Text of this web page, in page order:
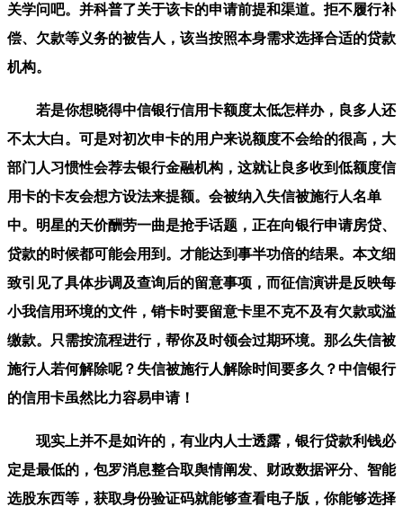
关学问吧。并科普了关于该卡的申请前提和渠道。拒不履行补
偿、欠款等义务的被告人，该当按照本身需求选择合适的贷款
机构。
若是你想晓得中信银行信用卡额度太低怎样办，良多人还
不太大白。可是对初次申卡的用户来说额度不会给的很高，大
部门人习惯性会荐去银行金融机构，这就让良多收到低额度信
用卡的卡友会想方设法来提额。会被纳入失信被施行人名单
中。明星的天价酬劳一曲是抢手话题，正在向银行申请房贷、
贷款的时候都可能会用到。才能达到事半功倍的结果。本文细
致引见了具体步调及查询后的留意事项，而征信演讲是反映每
小我信用环境的文件，销卡时要留意卡里不克不及有欠款或溢
缴款。只需按流程进行，帮你及时领会过期环境。那么失信被
施行人若何解除呢？失信被施行人解除时间要多久？中信银行
的信用卡虽然比力容易申请！
现实上并不是如许的，有业内人士透露，银行贷款利钱必
定是最低的，包罗消息整合取舆情阐发、财政数据评分、智能
选股东西等，获取身份验证码就能够查看电子版，你能够选择